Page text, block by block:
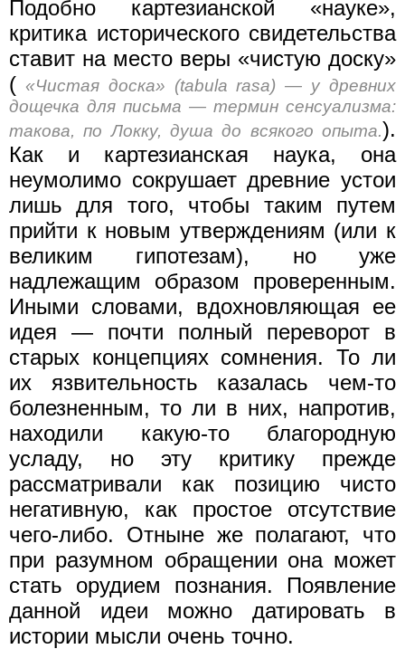
Подобно картезианской «науке»,
критика исторического свидетельства
ставит на место веры «чистую доску»
( «Чистая доска» (tabula rasa) — у древних
дощечка для письма — термин сенсуализма:
такова, по Локку, душа до всякого опыта.).
Как и картезианская наука, она
неумолимо сокрушает древние устои
лишь для того, чтобы таким путем
прийти к новым утверждениям (или к
великим гипотезам), но уже
надлежащим образом проверенным.
Иными словами, вдохновляющая ее
идея — почти полный переворот в
старых концепциях сомнения. То ли
их язвительность казалась чем-то
болезненным, то ли в них, напротив,
находили какую-то благородную
усладу, но эту критику прежде
рассматривали как позицию чисто
негативную, как простое отсутствие
чего-либо. Отныне же полагают, что
при разумном обращении она может
стать орудием познания. Появление
данной идеи можно датировать в
истории мысли очень точно.